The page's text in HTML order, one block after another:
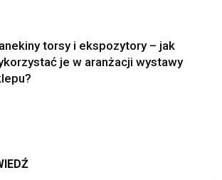
torsy i ekspozytory – jak
je w aranżacji wystawy